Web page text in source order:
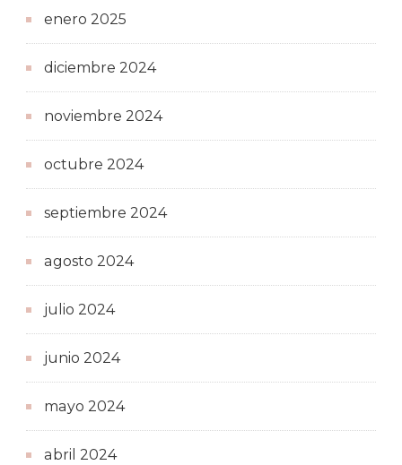
enero 2025
diciembre 2024
noviembre 2024
octubre 2024
septiembre 2024
agosto 2024
julio 2024
junio 2024
mayo 2024
abril 2024